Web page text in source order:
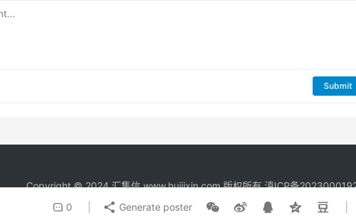
0 Generate poster
Submit
Copyright © 2024汇集信www.huijixin.com 版权所有滇ICP备